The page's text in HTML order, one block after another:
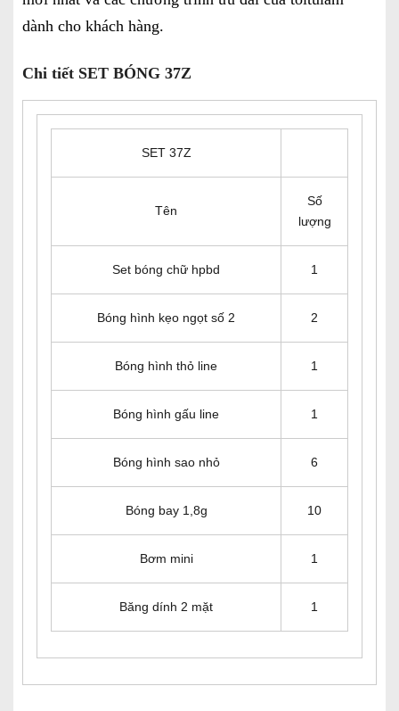
dành cho khách hàng.
Chi tiết SET BÓNG 37Z
SET 37Z
Tên
Số
lượng
Set bóng chữ hpbd 1
Bóng hình kẹo ngọt số 2 2
Bóng hình thỏ line 1
Bóng hình gấu line 1
Bóng hình sao nhỏ 6
Bóng bay 1,8g 10
Bơm mini 1
Băng dính 2 mặt 1